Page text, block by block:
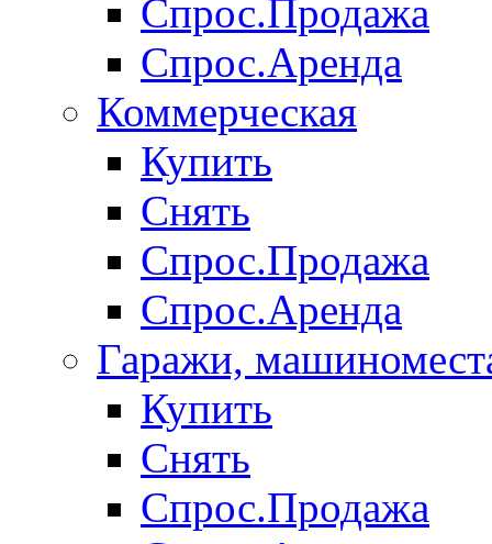
Спрос.Продажа
Спрос.Аренда
Коммерческая
Купить
Снять
Спрос.Продажа
Спрос.Аренда
Гаражи,
Купить
Снять
Спрос.Продажа